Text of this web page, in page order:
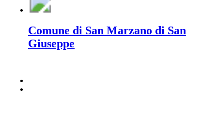
Comune di San Marzano di San
Giuseppe